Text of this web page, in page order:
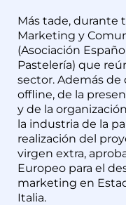
Más tade, durante
Marketing y
(Asociación
Pastelería) que
sector. Además de
offline, de la
y de la
la industria de la
realización del
virgen extra,
Europeo para el
marketing en
Italia.